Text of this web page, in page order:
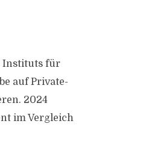
Instituts für
auf Private-
2024
im Vergleich